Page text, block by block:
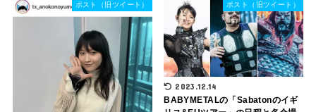
ポスト（旧ツイート） ポスト（旧ツイート）
2023.12.14
BABYMETALの「Sabatonのイギ